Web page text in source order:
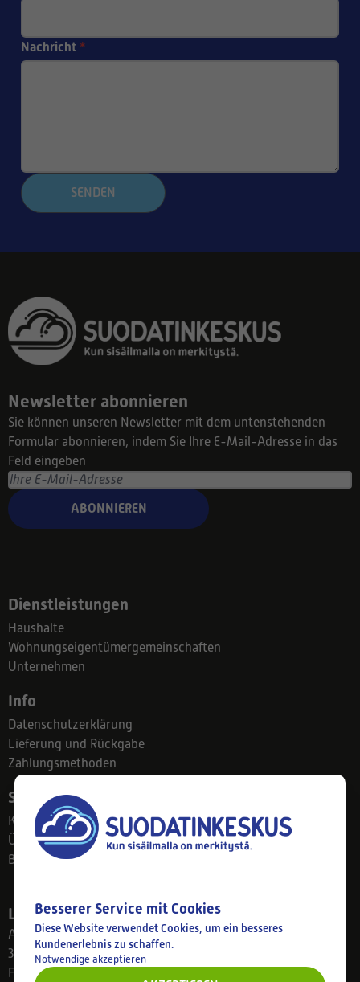
Nachricht *
SENDEN
Newsletter abonnieren
Sie können unseren Newsletter mit dem untenstehenden
Formular abonnieren, indem Sie Ihre E-Mail-Adresse in das
Feld eingeben
ABONNIEREN
Dienstleistungen
Haushalte
Wohnungseigentümergemeinschaften
Unternehmen
Info
Datenschutzerklärung
Lieferung und Rückgabe
Zahlungsmethoden
Suodatinkeskus
Kontakt
Über uns
Blog
Ladengeschäft
Ahlmanintie 61
33800 Tampere
Finnland
Besserer Service mit Cookies
Diese Website verwendet Cookies, um ein besseres
Kundenerlebnis zu schaffen.
Notwendige akzeptieren